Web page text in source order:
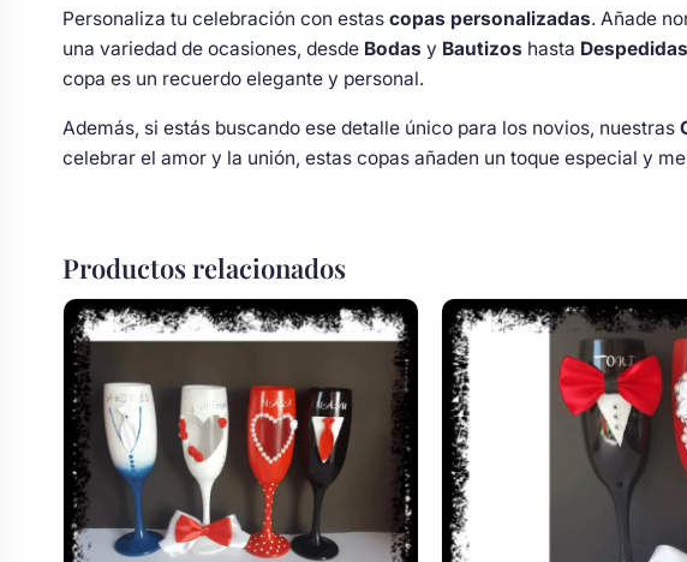
Personaliza tu celebración con estas copas personalizadas. Añade
una variedad de ocasiones, desde Bodas y Bautizos hasta
copa es un recuerdo elegante y personal.
Además, si estás buscando ese detalle único para los novios, nuestras
celebrar el amor y la unión, estas copas añaden un toque especial y
Productos relacionados